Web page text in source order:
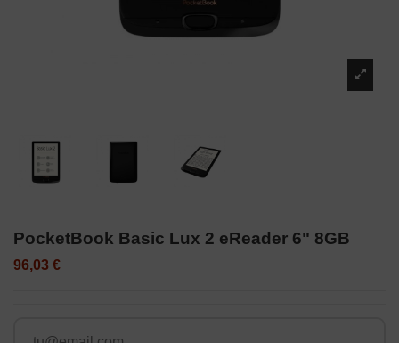
PocketBook Basic Lux 2 eReader 6" 8GB
96,03 €